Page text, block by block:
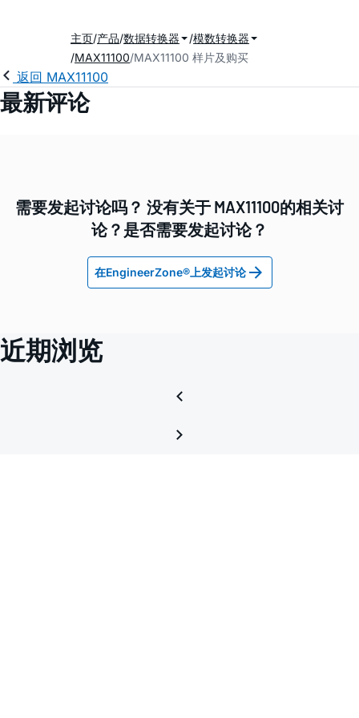
主页 产品 数据转换器
模数转换器
MAX11100 MAX11100 样片及购买
返回 MAX11100
最新评论
需要发起讨论吗？ 没有关于 MAX11100的相关讨
论？是否需要发起讨论？
在EngineerZone®上发起讨论
近期浏览